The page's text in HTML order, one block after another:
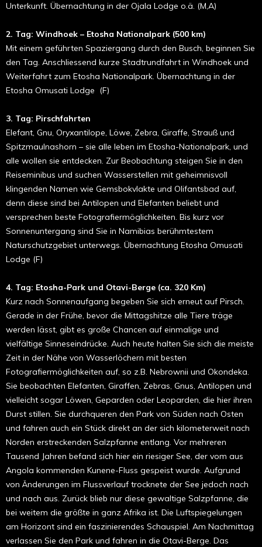
Unterkunft. Übernachtung in der Ojala Lodge o.ä. (M,A)
2. Tag: Windhoek – Etosha Nationalpark (500 km)
Mit einem geführten Spaziergang durch den Busch, beginnen Sie
den Tag. Anschliessend kurze Stadtrundfahrt in Windhoek und
Weiterfahrt zum Etosha Nationalpark. Übernachtung in der
Etosha Omusati Lodge (F)
3. Tag: Pirschfahrten
Elefant, Gnu, Oryxantilope, Löwe, Zebra, Giraffe, Strauß und
Spitzmaulnashorn – sie alle leben im Etosha-Nationalpark, und
alle wollen sie entdecken. Zur Beobachtung steigen Sie in den
Reiseminibus und suchen Wasserstellen mit geheimnisvoll
klingenden Namen wie Gemsbokvlakte und Olifantsbad auf,
denn diese sind bei Antilopen und Elefanten beliebt und
versprechen beste Fotografiermöglichkeiten. Bis kurz vor
Sonnenuntergang sind Sie in Namibias berühmtestem
Naturschutzgebiet unterwegs. Übernachtung Etosha Omusati
Lodge (F)
4. Tag: Etosha-Park und Otavi-Berge (ca. 320 Km)
Kurz nach Sonnenaufgang begeben Sie sich erneut auf Pirsch.
Gerade in der Frühe, bevor die Mittagshitze alle Tiere träge
werden lässt, gibt es große Chancen auf einmalige und
vielfältige Sinneseindrücke. Auch heute halten Sie sich die meiste
Zeit in der Nähe von Wasserlöchern mit besten
Fotografiermöglichkeiten auf, so z.B. Nebrownii und Okondeka.
Sie beobachten Elefanten, Giraffen, Zebras, Gnus, Antilopen und
vielleicht sogar Löwen, Geparden oder Leoparden, die hier ihren
Durst stillen. Sie durchqueren den Park von Süden nach Osten
und fahren auch ein Stück direkt an der sich kilometerweit nach
Norden erstreckenden Salzpfanne entlang. Vor mehreren
Tausend Jahren befand sich hier ein riesiger See, der vom aus
Angola kommenden Kunene-Fluss gespeist wurde. Aufgrund
von Änderungen im Flussverlauf trocknete der See jedoch nach
und nach aus. Zurück blieb nur diese gewaltige Salzpfanne, die
bei weitem die größte in ganz Afrika ist. Die Luftspiegelungen
am Horizont sind ein faszinierendes Schauspiel. Am Nachmittag
verlassen Sie den Park und fahren in die Otavi-Berge. Das